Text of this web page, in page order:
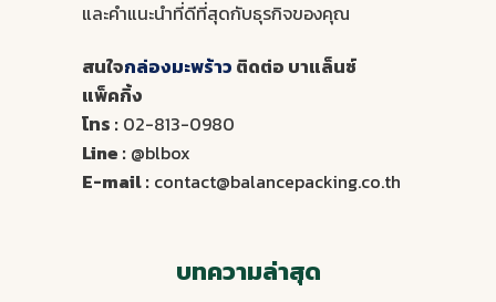
และคำแนะนำที่ดีที่สุดกับธุรกิจของคุณ
สนใจกล่องมะพร้าว ติดต่อ บาแล็นซ์
แพ็คกิ้ง
โทร : 02-813-0980
Line : @blbox
E-mail : contact@balancepacking.co.th
บทความล่าสุด